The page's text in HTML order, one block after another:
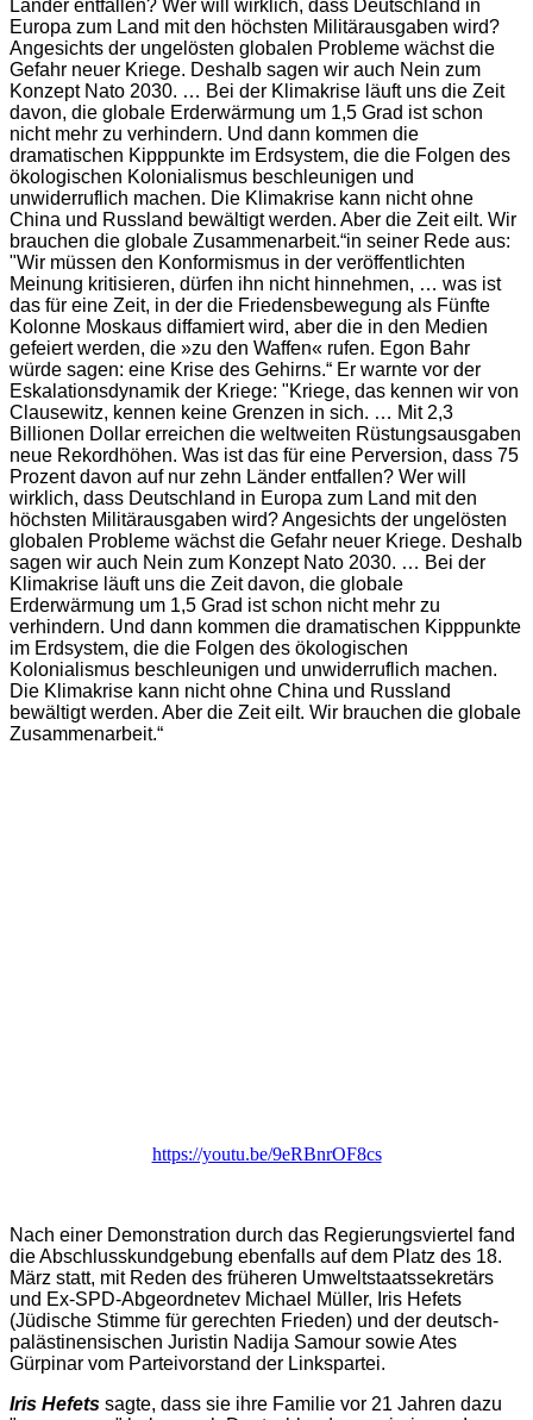
Länder entfallen? Wer will wirklich, dass Deutschland in
Europa zum Land mit den höchsten Militärausgaben wird?
Angesichts der ungelösten globalen Probleme wächst die
Gefahr neuer Kriege. Deshalb sagen wir auch Nein zum
Konzept Nato 2030. … Bei der Klimakrise läuft uns die Zeit
davon, die globale Erderwärmung um 1,5 Grad ist schon
nicht mehr zu verhindern. Und dann kommen die
dramatischen Kipppunkte im Erdsystem, die die Folgen des
ökologischen Kolonialismus beschleunigen und
unwiderruflich machen. Die Klimakrise kann nicht ohne
China und Russland bewältigt werden. Aber die Zeit eilt. Wir
brauchen die globale Zusammenarbeit.“in seiner Rede aus:
"Wir müssen den Konformismus in der veröffentlichten
Meinung kritisieren, dürfen ihn nicht hinnehmen, … was ist
das für eine Zeit, in der die Friedensbewegung als Fünfte
Kolonne Moskaus diffamiert wird, aber die in den Medien
gefeiert werden, die »zu den Waffen« rufen. Egon Bahr
würde sagen: eine Krise des Gehirns.“ Er warnte vor der
Eskalationsdynamik der Kriege: "Kriege, das kennen wir von
Clausewitz, kennen keine Grenzen in sich. … Mit 2,3
Billionen Dollar erreichen die weltweiten Rüstungsausgaben
neue Rekordhöhen. Was ist das für eine Perversion, dass 75
Prozent davon auf nur zehn Länder entfallen? Wer will
wirklich, dass Deutschland in Europa zum Land mit den
höchsten Militärausgaben wird? Angesichts der ungelösten
globalen Probleme wächst die Gefahr neuer Kriege. Deshalb
sagen wir auch Nein zum Konzept Nato 2030. … Bei der
Klimakrise läuft uns die Zeit davon, die globale
Erderwärmung um 1,5 Grad ist schon nicht mehr zu
verhindern. Und dann kommen die dramatischen Kipppunkte
im Erdsystem, die die Folgen des ökologischen
Kolonialismus beschleunigen und unwiderruflich machen.
Die Klimakrise kann nicht ohne China und Russland
bewältigt werden. Aber die Zeit eilt. Wir brauchen die globale
Zusammenarbeit.“
https://youtu.be/9eRBnrOF8cs
Nach einer Demonstration durch das Regierungsviertel fand
die Abschlusskundgebung ebenfalls auf dem Platz des 18.
März statt, mit Reden des früheren Umweltstaatssekretärs
und Ex-SPD-Abgeordnetev Michael Müller, Iris Hefets
(Jüdische Stimme für gerechten Frieden) und der deutsch-
palästinensischen Juristin Nadija Samour sowie Ates
Gürpinar vom Parteivorstand der Linkspartei.
Iris Hefets sagte, dass sie ihre Familie vor 21 Jahren dazu